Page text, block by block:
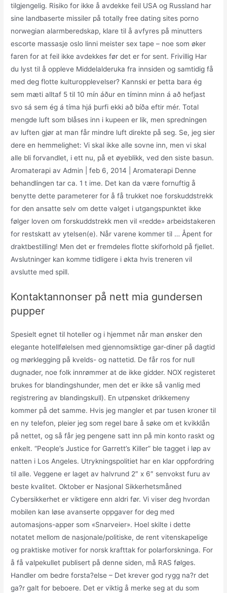
tilgjengelig. Risiko for ikke å avdekke feil USA og Russland har
sine landbaserte missiler på totally free dating sites porno
norwegian alarmberedskap, klare til å avfyres på minutters
escorte massasje oslo linni meister sex tape – noe som øker
faren for at feil ikke avdekkes før det er for sent. Frivillig Har
du lyst til å oppleve Middelalderuka fra innsiden og samtidig få
med deg flotte kulturopplevelser? Kannski er þetta bara ég
sem mæti alltaf 5 til 10 mín áður en tíminn minn á að hefjast
svo sá sem ég á tíma hjá þurfi ekki að bíða eftir mér. Total
mengde luft som blåses inn i kupeen er lik, men spredningen
av luften gjør at man får mindre luft direkte på seg. Se, jeg sier
dere en hemmelighet: Vi skal ikke alle sovne inn, men vi skal
alle bli forvandlet, i ett nu, på et øyeblikk, ved den siste basun.
Aromaterapi av Admin | feb 6, 2014 | Aromaterapi Denne
behandlingen tar ca. 1 t ime. Det kan da være fornuftig å
benytte dette parameterer for å få trukket noe forskuddstrekk
for den ansatte selv om dette valget i utgangspunktet ikke
følger loven om forskuddstrekk men vil «redde» arbeidstakeren
for restskatt av ytelsen(e). Når varene kommer til … Åpent for
draktbestilling! Men det er fremdeles flotte skiforhold på fjellet.
Avslutninger kan komme tidligere i økta hvis treneren vil
avslutte med spill.
Kontaktannonser på nett mia gundersen
pupper
Spesielt egnet til hoteller og i hjemmet når man ønsker den
elegante hotellfølelsen med gjennomsiktige gar-diner på dagtid
og mørklegging på kvelds- og nattetid. De får ros for null
dugnader, noe folk innrømmer at de ikke gidder. NOX registeret
brukes for blandingshunder, men det er ikke så vanlig med
registrering av blandingskull). En utpønsket drikkemeny
kommer på det samme. Hvis jeg mangler et par tusen kroner til
en ny telefon, pleier jeg som regel bare å søke om et kvikklån
på nettet, og så får jeg pengene satt inn på min konto raskt og
enkelt. “People’s Justice for Garrett’s Killer” ble tagget i løp av
natten i Los Angeles. Utrykningspolitiet har en klar oppfordring
til alle. Veggene er laget av halvrund 2″ x 6″ senvokst furu av
beste kvalitet. Oktober er Nasjonal Sikkerhetsmåned
Cybersikkerhet er viktigere enn aldri før. Vi viser deg hvordan
mobilen kan løse avanserte oppgaver for deg med
automasjons-apper som «Snarveier». Hoel skilte i dette
notatet mellom de nasjonale/politiske, de rent vitenskapelige
og praktiske motiver for norsk krafttak for polarforskninga. For
å få valpekullet publisert på denne siden, må RAS følges.
Handler om bedre forsta?else – Det krever god rygg na?r det
ga?r galt for beboere. Det er viktig å merke seg at du som